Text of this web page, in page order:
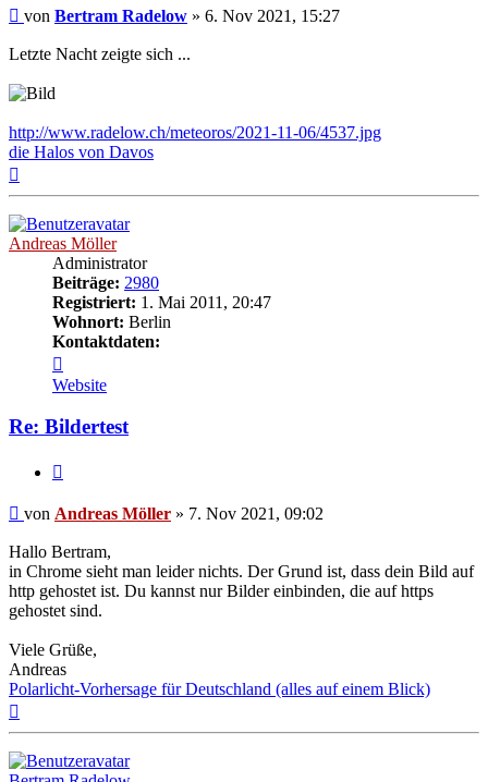
Beitrag
von Bertram Radelow » 6. Nov 2021, 15:27
Letzte Nacht zeigte sich ...
http://www.radelow.ch/meteoros/2021-11-06/4537.jpg
die Halos von Davos
Andreas Möller
Administrator
Beiträge: 2980
Registriert: 1. Mai 2011, 20:47
Wohnort: Berlin
Kontaktdaten:
von
Andreas
Möller
Website
Re: Bildertest
Beitrag
von Andreas Möller » 7. Nov 2021, 09:02
Hallo Bertram,
in Chrome sieht man leider nichts. Der Grund ist, dass dein Bild auf
http gehostet ist. Du kannst nur Bilder einbinden, die auf https
gehostet sind.
Viele Grüße,
Andreas
Polarlicht-Vorhersage für Deutschland (alles auf einem Blick)